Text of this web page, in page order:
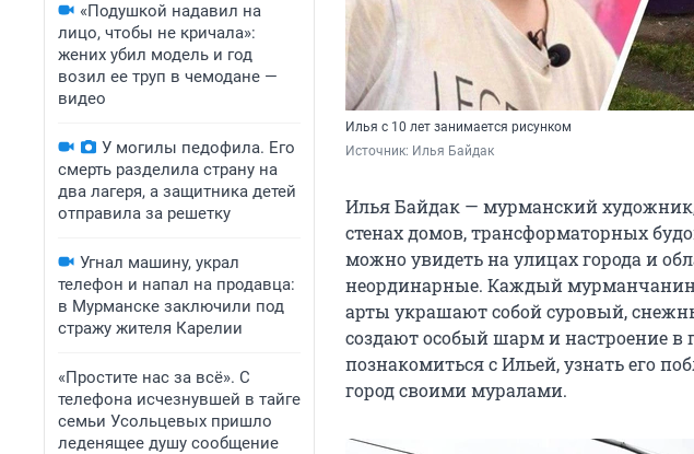
«Подушкой надавил на
лицо, чтобы не кричала»:
жених убил модель и год
возил ее труп в чемодане —
видео
У могилы педофила. Его
смерть разделила страну на
два лагеря, а защитника детей
отправила за решетку
Угнал машину, украл
телефон и напал на продавца:
в Мурманске заключили под
стражу жителя Карелии
«Простите нас за всё». С
телефона исчезнувшей в тайге
семьи Усольцевых пришло
леденящее душу сообщение
Илья с 10 лет занимается рисунком
Источник: Илья Байдак
Илья Байдак — мурманский
стенах домов, трансформаторных
можно увидеть на улицах города и
неординарные. Каждый мурманчанин
арты украшают собой суровый,
создают особый шарм и настроение в
познакомиться с Ильей, узнать его
город своими муралами.